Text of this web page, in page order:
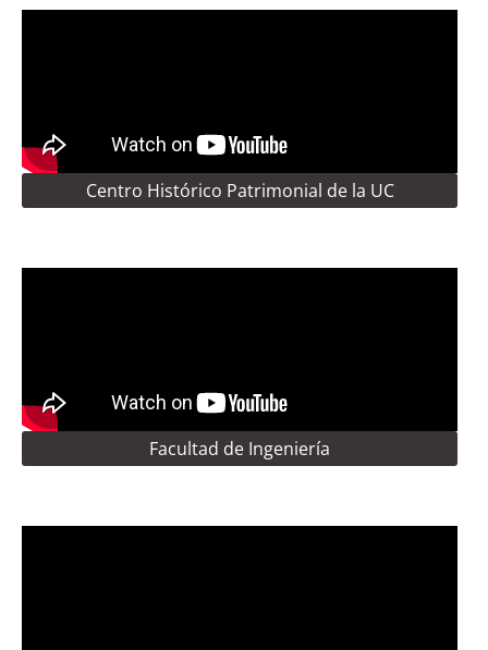
Centro Histórico Patrimonial de la UC
Facultad de Ingeniería